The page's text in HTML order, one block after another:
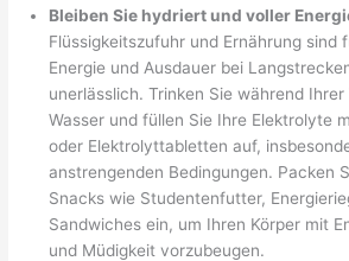
Bleiben Sie hydriert und voller
Flüssigkeitszufuhr und Ernährung sind
Energie und Ausdauer bei
unerlässlich. Trinken Sie während Ihrer
Wasser und füllen Sie Ihre Elektrolyte
oder Elektrolyttabletten auf,
anstrengenden Bedingungen. Packen
Snacks wie Studentenfutter,
Sandwiches ein, um Ihren Körper mit
und Müdigkeit vorzubeugen.